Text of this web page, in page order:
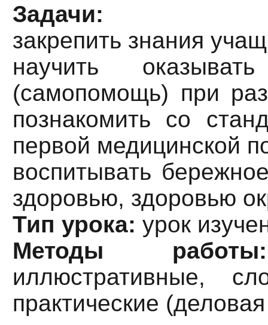
Задачи:
закрепить знания
научить
(самопомощь) при
познакомить со
первой медицинской
воспитывать
здоровью, здоровью
Тип урока: урок
Методы
иллюстративные,
практические